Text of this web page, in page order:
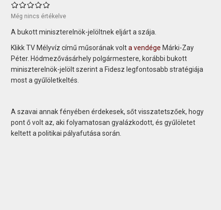
Még nincs értékelve
A bukott miniszterelnök-jelöltnek eljárt a szája.
Klikk TV Mélyvíz című műsorának volta vendége Márki-Zay
Péter. Hódmezővásárhely polgármestere, korábbi bukott
miniszterelnök-jelölt szerint a Fidesz legfontosabb stratégiája
most a gyűlöletkeltés.
A szavai annak fényében érdekesek, sőt visszatetszőek, hogy
pont ő volt az, aki folyamatosan gyalázkodott, és gyűlöletet
keltett a politikai pályafutása során.